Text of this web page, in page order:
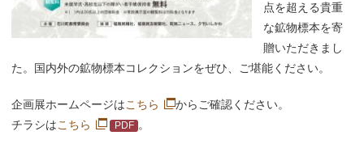
点を超える貴重
な鉱物標本を寄
贈いただきまし
た。国内外の鉱物標本コレクションをぜひ、ご堪能ください。
企画展ホームページはこちら
からご確認ください。
チラシはこちら 。